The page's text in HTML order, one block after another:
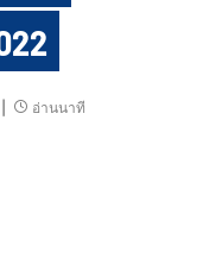
อ่านนาที